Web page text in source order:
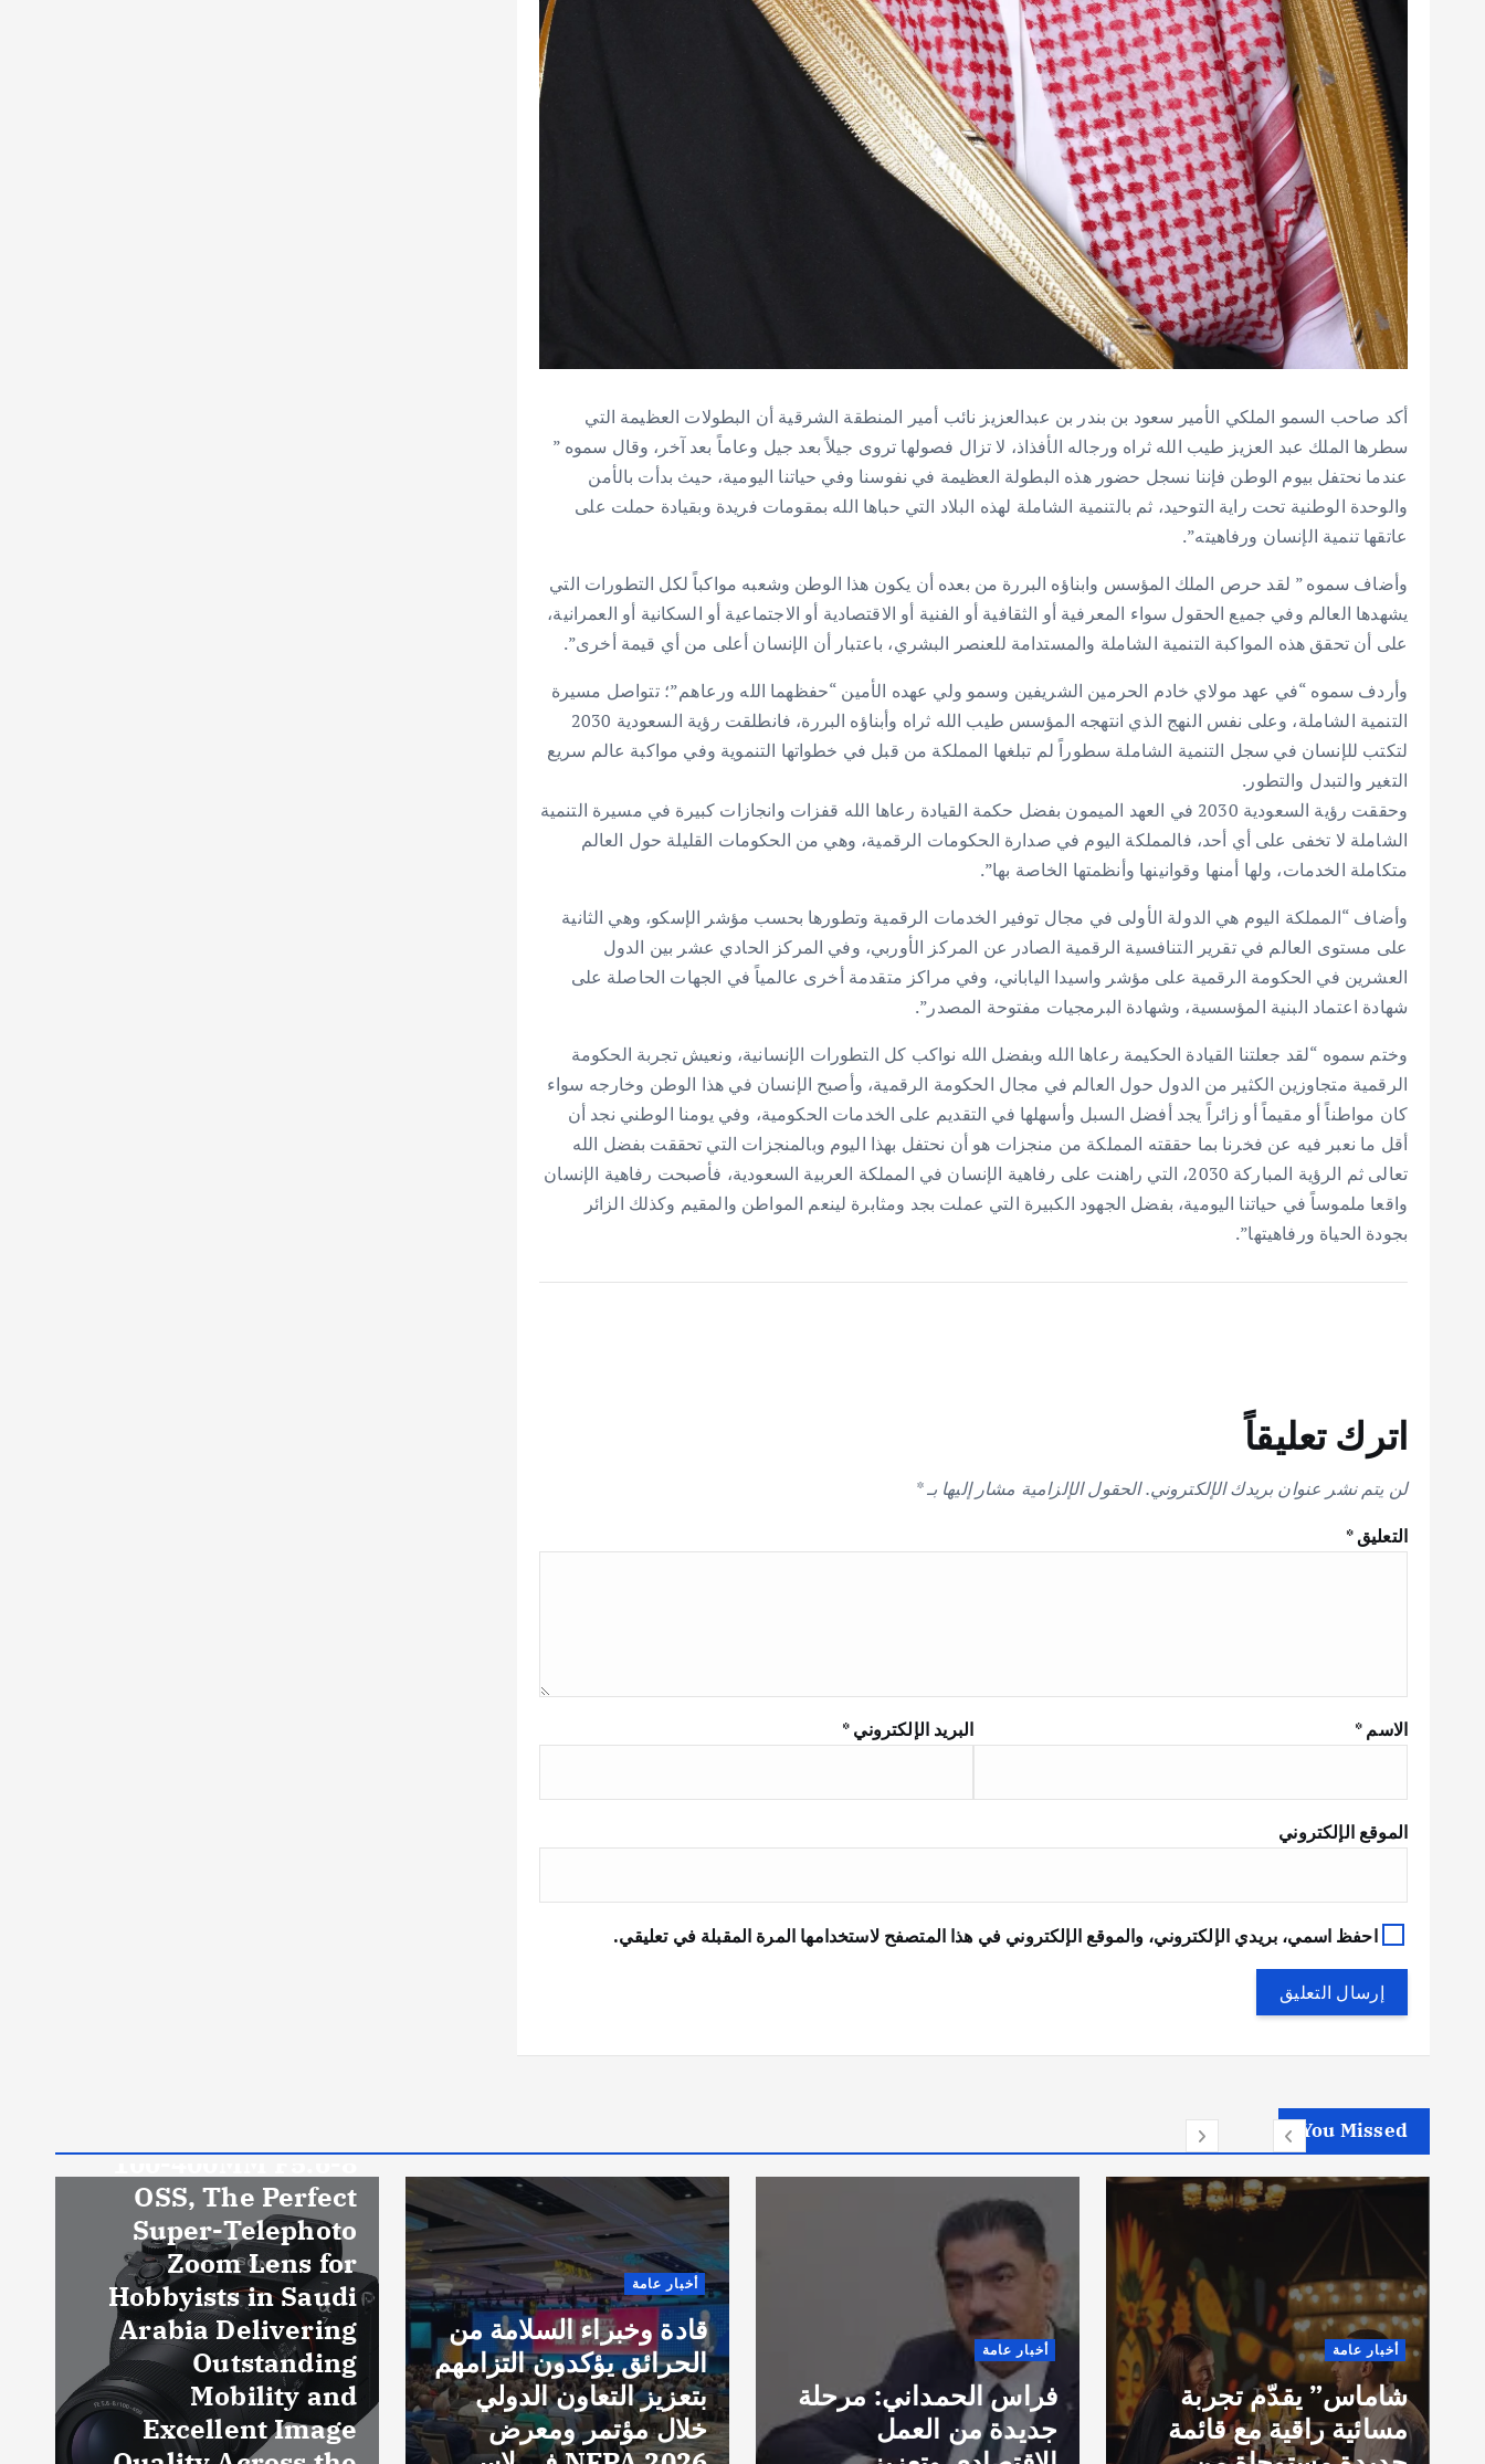
أكد صاحب السمو الملكي الأمير سعود بن بندر بن عبدالعزيز نائب أمير المنطقة الشرقية أن البطولات العظيمة التي
سطرها الملك عبد العزيز طيب الله ثراه ورجاله الأفذاذ، لا تزال فصولها تروى جيلاً بعد جيل وعاماً بعد آخر، وقال سموه ”
عندما نحتفل بيوم الوطن فإننا نسجل حضور هذه البطولة العظيمة في نفوسنا وفي حياتنا اليومية، حيث بدأت بالأمن
والوحدة الوطنية تحت راية التوحيد، ثم بالتنمية الشاملة لهذه البلاد التي حباها الله بمقومات فريدة وبقيادة حملت على
عاتقها تنمية الإنسان ورفاهيته”.
وأضاف سموه ” لقد حرص الملك المؤسس وابناؤه البررة من بعده أن يكون هذا الوطن وشعبه مواكباً لكل التطورات التي
يشهدها العالم وفي جميع الحقول سواء المعرفية أو الثقافية أو الفنية أو الاقتصادية أو الاجتماعية أو السكانية أو العمرانية،
على أن تحقق هذه المواكبة التنمية الشاملة والمستدامة للعنصر البشري، باعتبار أن الإنسان أعلى من أي قيمة أخرى”.
وأردف سموه “في عهد مولاي خادم الحرمين الشريفين وسمو ولي عهده الأمين “حفظهما الله ورعاهم”؛ تتواصل مسيرة
التنمية الشاملة، وعلى نفس النهج الذي انتهجه المؤسس طيب الله ثراه وأبناؤه البررة، فانطلقت رؤية السعودية 2030
لتكتب للإنسان في سجل التنمية الشاملة سطوراً لم تبلغها المملكة من قبل في خطواتها التنموية وفي مواكبة عالم سريع
التغير والتبدل والتطور.
وحققت رؤية السعودية 2030 في العهد الميمون بفضل حكمة القيادة رعاها الله قفزات وانجازات كبيرة في مسيرة التنمية
الشاملة لا تخفى على أي أحد، فالمملكة اليوم في صدارة الحكومات الرقمية، وهي من الحكومات القليلة حول العالم
متكاملة الخدمات، ولها أمنها وقوانينها وأنظمتها الخاصة بها”.
وأضاف “المملكة اليوم هي الدولة الأولى في مجال توفير الخدمات الرقمية وتطورها بحسب مؤشر الإسكو، وهي الثانية
على مستوى العالم في تقرير التنافسية الرقمية الصادر عن المركز الأوربي، وفي المركز الحادي عشر بين الدول
العشرين في الحكومة الرقمية على مؤشر واسيدا الياباني، وفي مراكز متقدمة أخرى عالمياً في الجهات الحاصلة على
شهادة اعتماد البنية المؤسسية، وشهادة البرمجيات مفتوحة المصدر”.
وختم سموه “لقد جعلتنا القيادة الحكيمة رعاها الله وبفضل الله نواكب كل التطورات الإنسانية، ونعيش تجربة الحكومة
الرقمية متجاوزين الكثير من الدول حول العالم في مجال الحكومة الرقمية، وأصبح الإنسان في هذا الوطن وخارجه سواء
كان مواطناً أو مقيماً أو زائراً يجد أفضل السبل وأسهلها في التقديم على الخدمات الحكومية، وفي يومنا الوطني نجد أن
أقل ما نعبر فيه عن فخرنا بما حققته المملكة من منجزات هو أن نحتفل بهذا اليوم وبالمنجزات التي تحققت بفضل الله
تعالى ثم الرؤية المباركة 2030، التي راهنت على رفاهية الإنسان في المملكة العربية السعودية، فأصبحت رفاهية الإنسان
واقعا ملموساً في حياتنا اليومية، بفضل الجهود الكبيرة التي عملت بجد ومثابرة لينعم المواطن والمقيم وكذلك الزائر
بجودة الحياة ورفاهيتها”.
اترك تعليقاً
لن يتم نشر عنوان بريدك الإلكتروني. الحقول الإلزامية مشار إليها بـ*
التعليق*
الاسم* البريد الإلكتروني*
الموقع الإلكتروني
احفظ اسمي، بريدي الإلكتروني، والموقع الإلكتروني في هذا المتصفح لاستخدامها المرة المقبلة في تعليقي.
You Missed
أخبار عامة
شاماس” يقدّم تجربة
مسائية راقية مع قائمة
أخبار عامة
فراس الحمداني: مرحلة
جديدة من العمل
أخبار عامة
قادة وخبراء السلامة من
الحرائق يؤكدون التزامهم
بتعزيز التعاون الدولي
خلال مؤتمر ومعرض
100-400MM F5.6-8
OSS, The Perfect
Super-Telephoto
Zoom Lens for
Hobbyists in Saudi
Arabia Delivering
Outstanding
Mobility and
Excellent Image